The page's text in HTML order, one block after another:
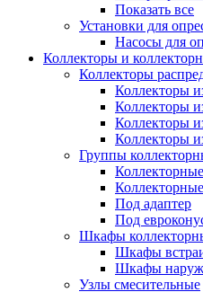
Показать все
Установки для
Насосы для
Коллекторы и
Коллекторы
Коллекторы
Коллекторы
Коллекторы
Коллекторы
Группы
Под адаптер
Под
Шкафы
Шкафы
Шкафы
Узлы смесительные